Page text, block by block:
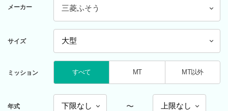
メーカー 三菱ふそう
サイズ
ミッション すべて MT MT以外
年式 〜